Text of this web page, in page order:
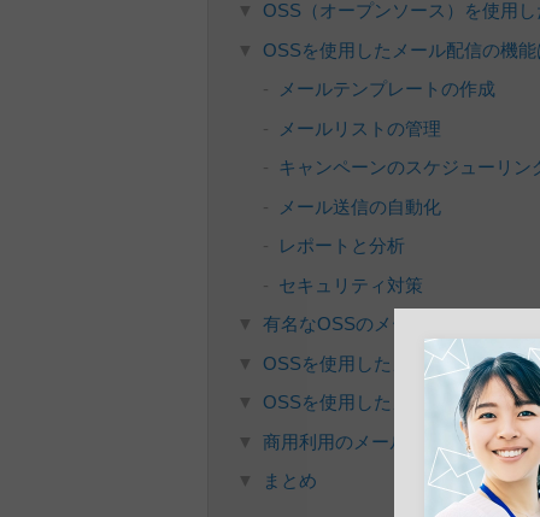
OSS（オープンソース）を使用
OSSを使用したメール配信の機
メールテンプレートの作成
メールリストの管理
キャンペーンのスケジューリン
メール送信の自動化
レポートと分析
セキュリティ対策
有名なOSSのメール配信ツール
OSSを使用したメール配信のメ
OSSを使用したメール配信のデ
商用利用のメール配信システム
まとめ